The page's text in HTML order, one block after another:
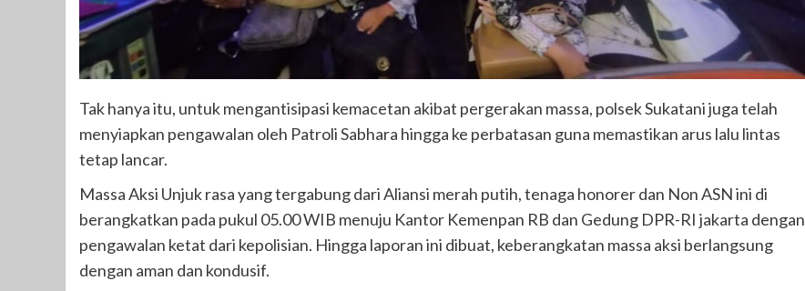
Tak hanya itu, untuk mengantisipasi kemacetan akibat pergerakan massa, polsek Sukatani juga telah
menyiapkan pengawalan oleh Patroli Sabhara hingga ke perbatasan guna memastikan arus lalu lintas
tetap lancar.
Massa Aksi Unjuk rasa yang tergabung dari Aliansi merah putih, tenaga honorer dan Non ASN ini di
berangkatkan pada pukul 05.00 WIB menuju Kantor Kemenpan RB dan Gedung DPR-RI jakarta dengan
pengawalan ketat dari kepolisian. Hingga laporan ini dibuat, keberangkatan massa aksi berlangsung
dengan aman dan kondusif.